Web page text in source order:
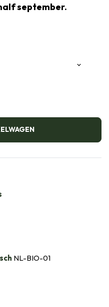
september.
NL-BIO-01